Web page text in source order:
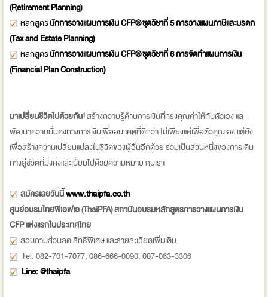
(Retirement Planning)
หลักสูตรนักการวางแผนการเงิน CFP® ชุดวิชาที่ 5 การวางแผนภาษีและมรดก
(Tax and Estate Planning)
หลักสูตรนักการวางแผนการเงิน CFP® ชุดวิชาที่ 6 การจัดทำแผนการเงิน
(Financial Plan Construction)
มาเปลี่ยนชีวิตไปด้วยกัน!สร้างความรู้ด้านการเงินที่ทรงคุณค่าให้กับตัวเอง และ
พัฒนาความมั่นคงทางการเงินเพื่ออนาคตที่ดีกว่า ไม่เพียงแค่เพื่อตัวคุณเอง แต่ยัง
เพื่อสร้างความเปลี่ยนแปลงในชีวิตของผู้อื่นอีกด้วย ร่วมเป็นส่วนหนึ่งของการเดิน
ทางสู่ชีวิตที่มั่งคั่งและเปี่ยมไปด้วยความหมาย กับเรา
สมัครเลยวันนี้www.thaipfa.co.th
ศูนย์อบรมไทยพีเอฟเอ (ThaiPFA) สถาบันอบรมหลักสูตรการวางแผนการเงิน
CFP แห่งแรกในประเทศไทย
สอบถามส่วนลด สิทธิพิเศษ และรายละเอียดเพิ่มเติม
Tel: 082-701-7077, 086-666-0090, 087-063-3306
Line: @thaipfa